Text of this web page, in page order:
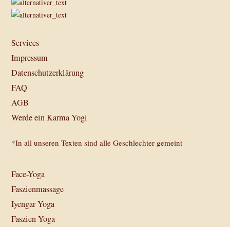
Services
Impressum
Datenschutzerklärung
FAQ
AGB
Werde ein Karma Yogi
*In all unseren Texten sind alle Geschlechter gemeint
Face-Yoga
Faszienmassage
Iyengar Yoga
Faszien Yoga